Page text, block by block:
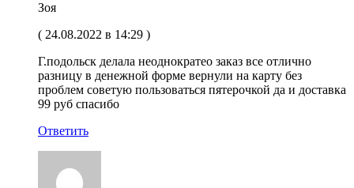
Зоя
( 24.08.2022 в 14:29 )
Г.подольск делала неоднократео заказ все отлично
разницу в денежной форме вернули на карту без
проблем советую пользоваться пятерочкой да и доставка
99 руб спасибо
Ответить